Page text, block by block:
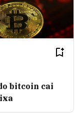
bitcoin cai